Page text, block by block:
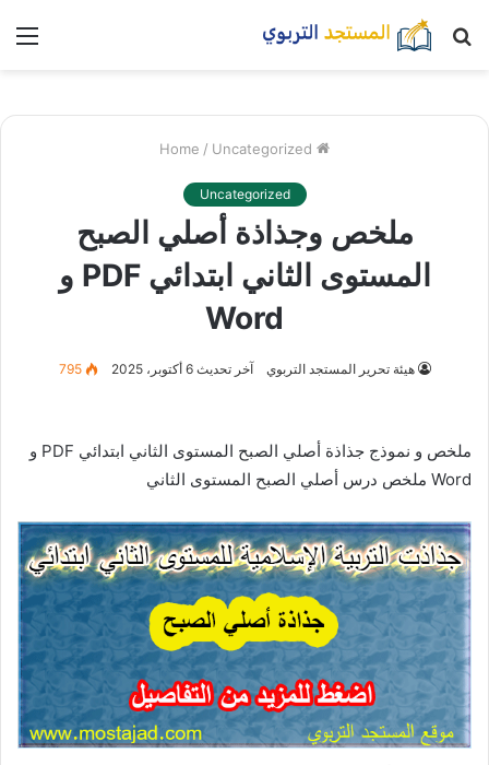
بحث
/ Uncategorized
Uncategorized
ملخص وجذاذة أصلي الصبح
المستوى الثاني ابتدائي PDF و
Word
هيئة تحرير المستجد التربوي آخر تحديث 6 أكتوبر، 2025 795
ملخص و نموذج جذاذة أصلي الصبح المستوى الثاني ابتدائي PDF و
Word ملخص درس أصلي الصبح المستوى الثاني